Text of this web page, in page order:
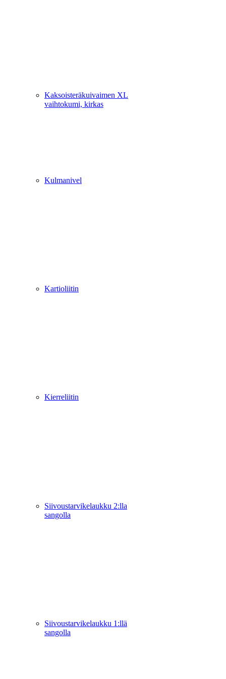
Kaksoisteräkuivaimen XL
vaihtokumi, kirkas
Kulmanivel
Kartioliitin
Kierreliitin
Siivoustarvikelaukku 2:lla
sangolla
Siivoustarvikelaukku 1:llä
sangolla